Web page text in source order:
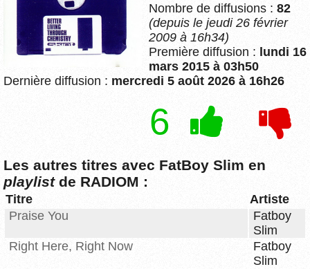
Nombre de diffusions : 82
(depuis le jeudi 26 février
2009 à 16h34)
Première diffusion : lundi 16
mars 2015 à 03h50
Dernière diffusion : mercredi 5 août 2026 à 16h26
6
Les autres titres avec FatBoy Slim en
playlistde RADIOM :
Titre
Artiste
Praise You
Fatboy
Slim
Right Here, Right Now
Fatboy
Slim